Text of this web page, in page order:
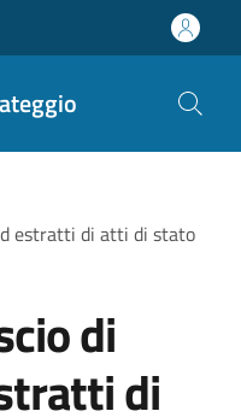
estratti di atti di stato
di
di